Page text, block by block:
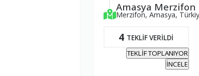
Amasya Merzifon
Merzifon, Amasya,
4 TEKLİF VERİLDİ
TEKLİF TOPLANIYOR
İNCELE